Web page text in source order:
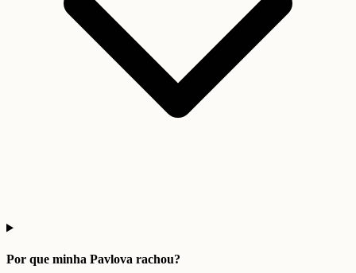
Por que minha Pavlova rachou?